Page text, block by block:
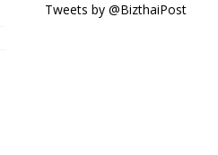
Tweets by @BizthaiPost